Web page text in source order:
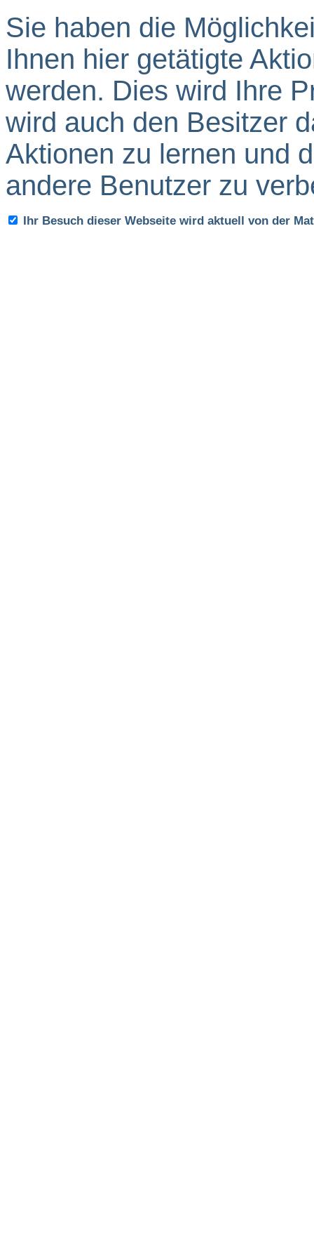
Sie haben die
Ihnen hier getätigte
werden. Dies wird Ihre
wird auch den Besitzer
Aktionen zu lernen und
andere Benutzer zu
Ihr Besuch dieser Webseite wird aktuell von der